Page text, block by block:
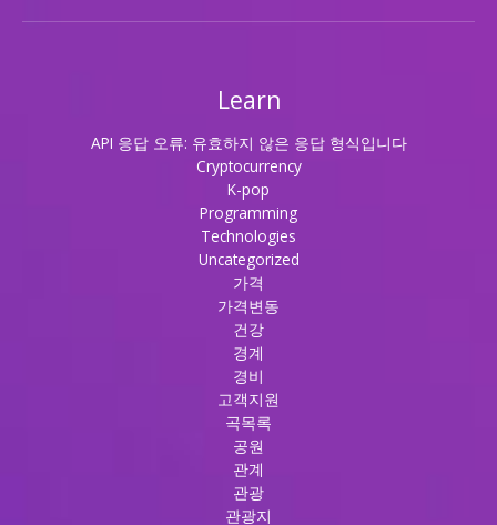
Learn
API 응답 오류: 유효하지 않은 응답 형식입니다
Cryptocurrency
K-pop
Programming
Technologies
Uncategorized
가격
가격변동
건강
경계
경비
고객지원
곡목록
공원
관계
관광
관광지